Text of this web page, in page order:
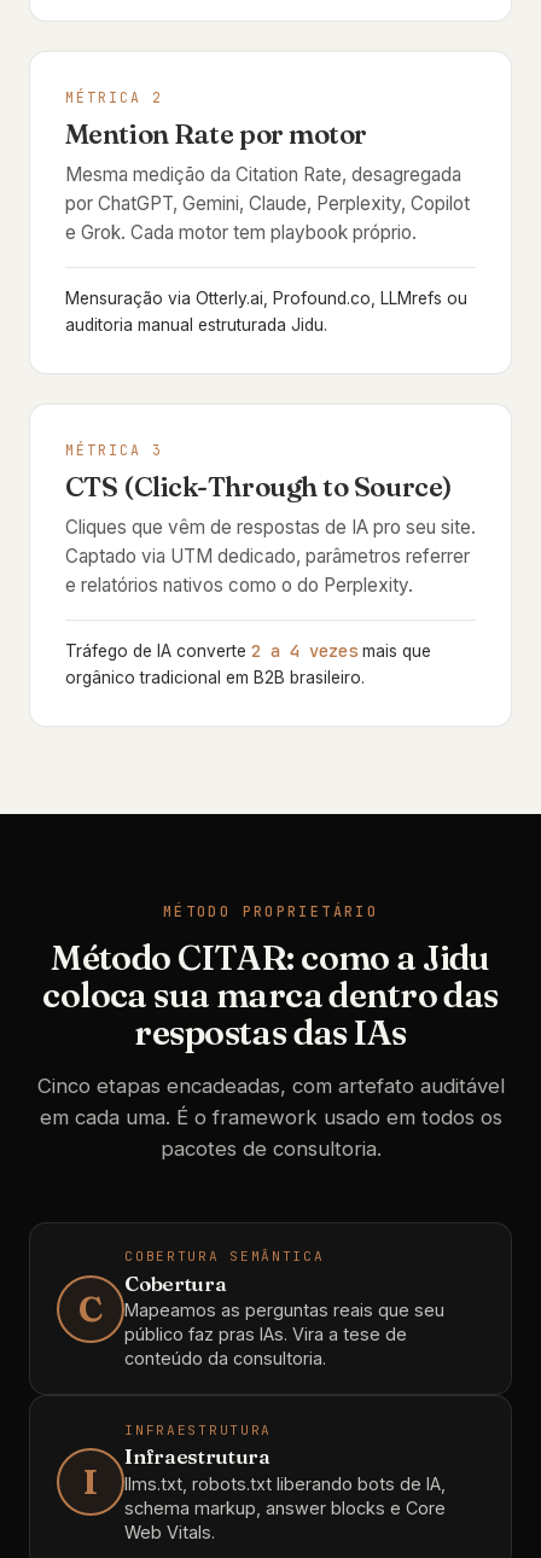
MÉTRICA 2
Mention Rate por motor
Mesma medição da Citation Rate, desagregada
por ChatGPT, Gemini, Claude, Perplexity, Copilot
e Grok. Cada motor tem playbook próprio.
Mensuração via Otterly.ai, Profound.co, LLMrefs ou
auditoria manual estruturada Jidu.
MÉTRICA 3
CTS (Click-Through to Source)
Cliques que vêm de respostas de IA pro seu site.
Captado via UTM dedicado, parâmetros referrer
e relatórios nativos como o do Perplexity.
Tráfego de IA converte 2 a 4 vezesmais que
orgânico tradicional em B2B brasileiro.
MÉTODO PROPRIETÁRIO
Método CITAR: como a Jidu
coloca sua marca dentro das
respostas das IAs
Cinco etapas encadeadas, com artefato auditável
em cada uma. É o framework usado em todos os
pacotes de consultoria.
C
COBERTURA SEMÂNTICA
Cobertura
Mapeamos as perguntas reais que seu
público faz pras IAs. Vira a tese de
conteúdo da consultoria.
I
INFRAESTRUTURA
Infraestrutura
llms.txt, robots.txt liberando bots de IA,
schema markup, answer blocks e Core
Web Vitals.